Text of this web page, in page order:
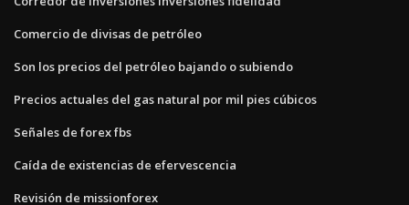
Comercio de divisas de petróleo
Son los precios del petróleo bajando o subiendo
Precios actuales del gas natural por mil pies cúbicos
Señales de forex fbs
Caída de existencias de efervescencia
Revisión de missionforex